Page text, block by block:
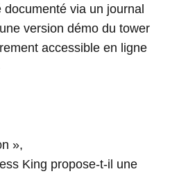
via un journal
version démo du tower
accessible en ligne
»,
King propose-t-il une